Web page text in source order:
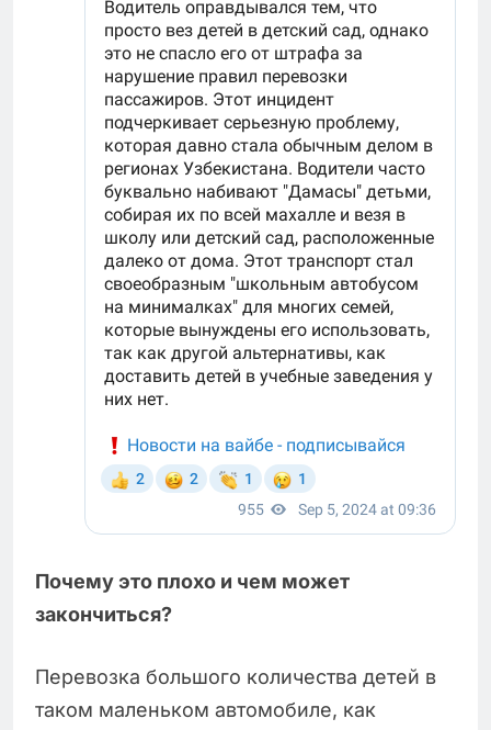
Почему это плохо и чем может
закончиться?
Перевозка большого количества детей в
таком маленьком автомобиле, как